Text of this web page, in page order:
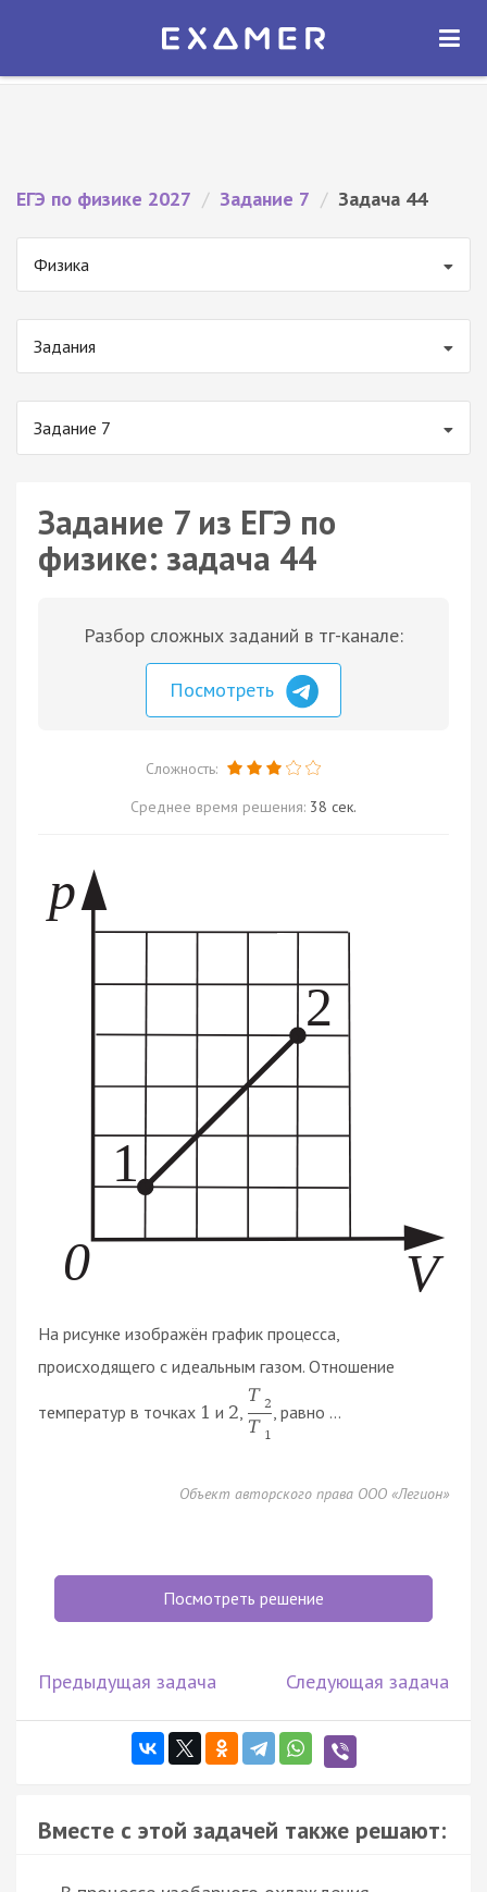
Экзамер — ЕГЭ 2027
ОТКРЫТЬ
ЕГЭ по физике 2027 / Задание 7 / Задача 44
Физика
Задания
Задание 7
Задание 7 из ЕГЭ по
физике: задача 44
Разбор сложных заданий в тг-канале:
Посмотреть
Сложность:
Среднее время решения: 38 сек.
На рисунке изображён график процесса,
происходящего с идеальным газом. Отношение
температур в точках 1 и 2
T 2
T 1
, равно ...
Объект авторского права ООО «Легион»
Посмотреть решение
Предыдущая задача Следующая задача
Вместе с этой задачей также решают: